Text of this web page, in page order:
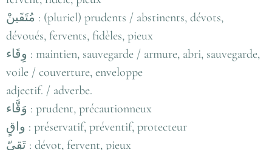
مُتَقَينْ : (pluriel) prudents / abstinents, dévots,
dévoués, fervents, fidèles, pieux
وِقَاء : maintien, sauvegarde / armure, abri, sauvegarde,
voile / couverture, enveloppe
adjectif. / adverbe.
وَقَّاء : prudent, précautionneux
واقٍ : préservatif, préventif, protecteur
تَقِيّ : dévot, fervent, pieux